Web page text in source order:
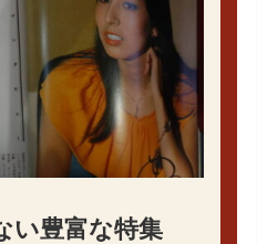
い豊富な特集